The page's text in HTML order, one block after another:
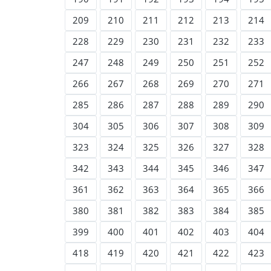
209
210 211 212 213
214
228
229 230 231 232
233
247
248 249 250 251
252
266
267 268 269 270
271
285
286 287 288 289
290
304
305 306 307 308
309
323
324 325 326 327
328
342
343 344 345 346
347
361
362 363 364 365
366
380
381 382 383 384
385
399
400 401 402 403
404
418
419 420 421 422
423